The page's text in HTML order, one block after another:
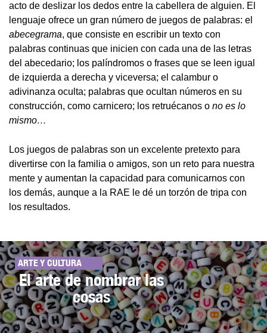
acto de deslizar los dedos entre la cabellera de alguien. El
lenguaje ofrece un gran número de juegos de palabras: el
abecegrama, que consiste en escribir un texto con
palabras continuas que inicien con cada una de las letras
del abecedario; los palíndromos o frases que se leen igual
de izquierda a derecha y viceversa; el calambur o
adivinanza oculta; palabras que ocultan números en su
construcción, como carnicero; los retruécanos o no es lo
mismo…
Los juegos de palabras son un excelente pretexto para
divertirse con la familia o amigos, son un reto para nuestra
mente y aumentan la capacidad para comunicarnos con
los demás, aunque a la RAE le dé un torzón de tripa con
los resultados.
ARTE Y CULTURA
El arte de nombrar las
cosas